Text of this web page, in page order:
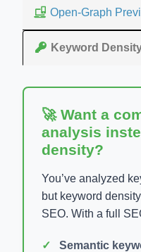
Open-Graph
Keyword
🚀 Want a
analysis
density?
You’ve analyzed
but keyword
SEO. With a full
Semantic